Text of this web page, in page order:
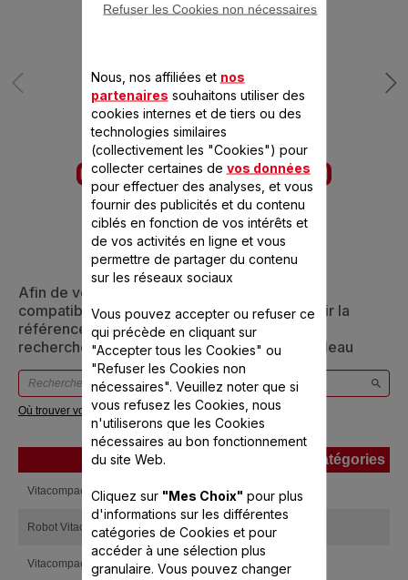
CONÇU POUR 10
PRODUIT(S)
Afin de vous assurer que cet article est bien
compatible avec votre appareil, veuillez saisir la
référence de votre produit dans la barre de
recherche ci-dessous ou vous référer au tableau
Où trouver votre référence ?
Produits
Catégories
Vitacompact FP416141
Robot Vitacompact 3L(FP410141) YY610694
Vitacompact Metal FP41314F
Nous, nos affiliées et nos
partenaires souhaitons utiliser des
cookies internes et de tiers ou des
technologies similaires
(collectivement les "Cookies") pour
collecter certaines de vos données
pour effectuer des analyses, et vous
fournir des publicités et du contenu
ciblés en fonction de vos intérêts et
de vos activités en ligne et vous
permettre de partager du contenu
sur les réseaux sociaux
Vous pouvez accepter ou refuser ce
qui précède en cliquant sur
"Accepter tous les Cookies" ou
"Refuser les Cookies non
nécessaires". Veuillez noter que si
vous refusez les Cookies, nous
n'utiliserons que les Cookies
nécessaires au bon fonctionnement
du site Web.
Cliquez sur "Mes Choix" pour plus
d'informations sur les différentes
catégories de Cookies et pour
accéder à une sélection plus
granulaire. Vous pouvez changer
Refuser les Cookies non nécessaires